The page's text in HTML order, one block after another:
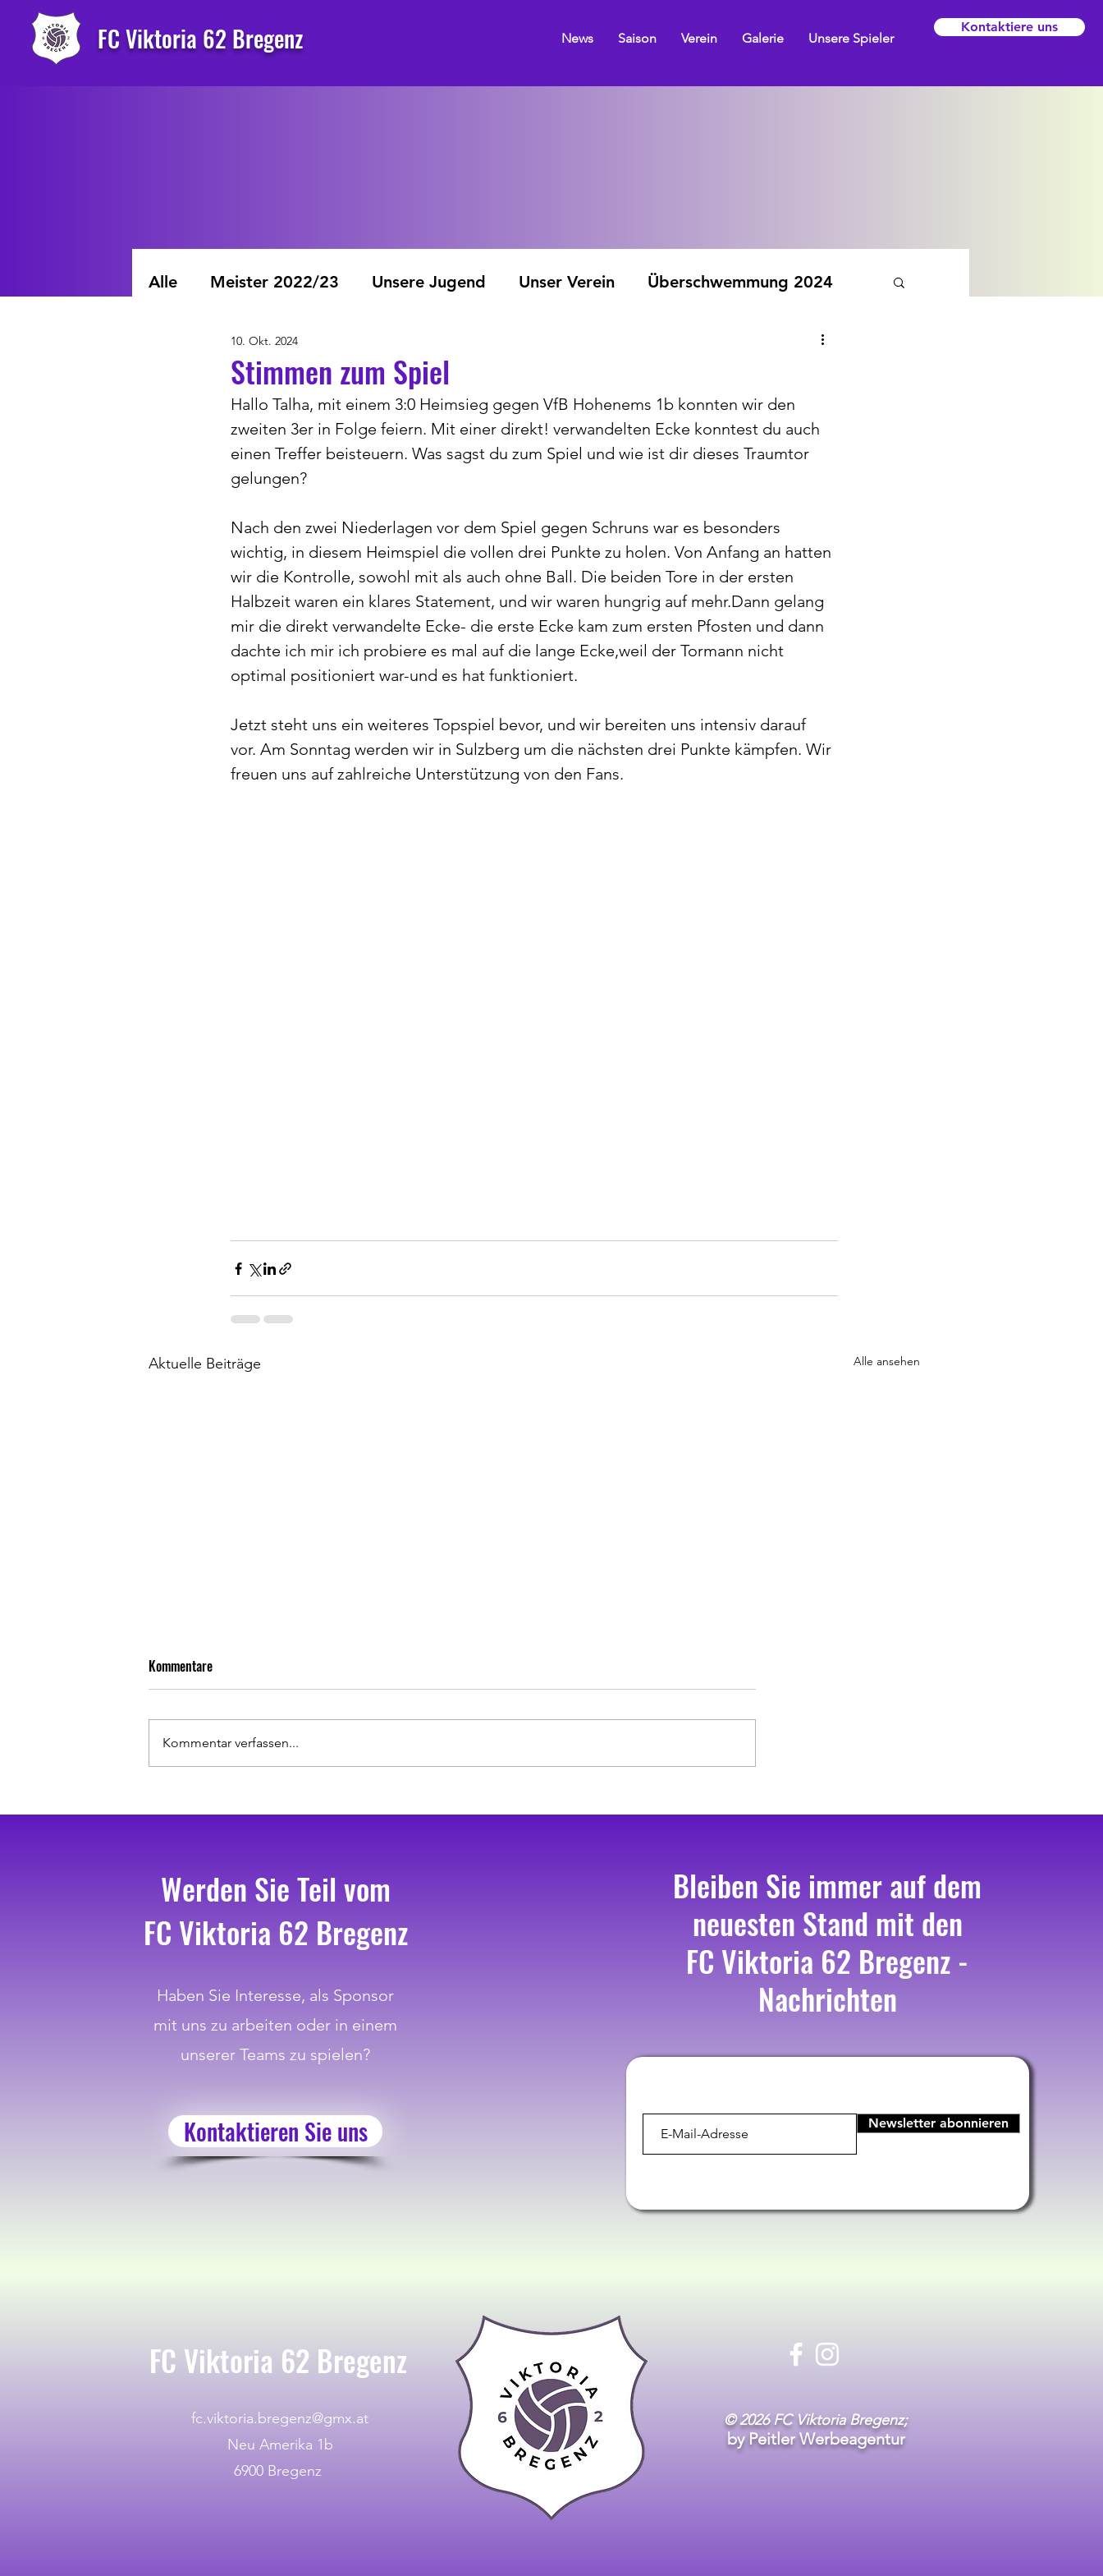
FC Viktoria 62 Bregenz News Saison Verein Galerie Unsere Spieler
Kontaktiere uns
Alle Meister 2022/23 Unsere Jugend Unser Verein Überschwemmung 2024
Stimmen zum Spiel
10. Okt. 2024
Hallo Talha, mit einem 3:0 Heimsieg gegen VfB Hohenems 1b konnten wir den
zweiten 3er in Folge feiern. Mit einer direkt! verwandelten Ecke konntest du auch
einen Treffer beisteuern. Was sagst du zum Spiel und wie ist dir dieses Traumtor
gelungen?
Nach den zwei Niederlagen vor dem Spiel gegen Schruns war es besonders
wichtig, in diesem Heimspiel die vollen drei Punkte zu holen. Von Anfang an hatten
wir die Kontrolle, sowohl mit als auch ohne Ball. Die beiden Tore in der ersten
Halbzeit waren ein klares Statement, und wir waren hungrig auf mehr.Dann gelang
mir die direkt verwandelte Ecke- die erste Ecke kam zum ersten Pfosten und dann
dachte ich mir ich probiere es mal auf die lange Ecke,weil der Tormann nicht
optimal positioniert war-und es hat funktioniert.
Jetzt steht uns ein weiteres Topspiel bevor, und wir bereiten uns intensiv darauf
vor. Am Sonntag werden wir in Sulzberg um die nächsten drei Punkte kämpfen. Wir
freuen uns auf zahlreiche Unterstützung von den Fans.
Aktuelle Beiträge Alle ansehen
Viktoria 62 Bregenz KM
Kommentare
Kommentar verfassen...
Werden Sie Teil vom
FC Viktoria 62 Bregenz
Haben Sie Interesse, als Sponsor
mit uns zu arbeiten oder in einem
unserer Teams zu spielen?
Kontaktieren Sie uns
Bleiben Sie immer auf dem
neuesten Stand mit den
FC Viktoria 62 Bregenz -
Nachrichten
Newsletter abonnieren
FC Viktoria 62 Bregenz
fc.viktoria.bregenz@gmx.at
Neu Amerika 1b
6900 Bregenz
© 2026 FC Viktoria Bregenz;
by Peitler Werbeagentur